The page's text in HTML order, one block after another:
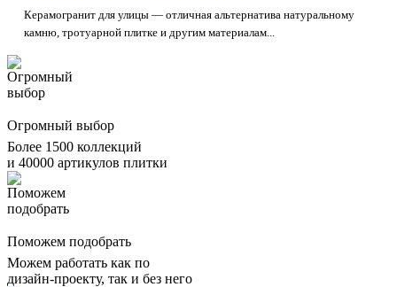
Керамогранит для улицы — отличная альтернатива натуральному
камню, тротуарной плитке и другим материалам...
Огромный выбор
Более 1500 коллекций
и 40000 артикулов плитки
Поможем подобрать
Можем работать как по
дизайн-проекту, так и без него